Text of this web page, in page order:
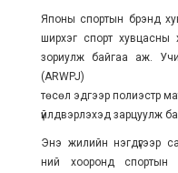
Японы спортын брэнд
ширхэг спорт хувцасны
зориулж байгаа аж.
төсөл эдгээр полиэстр
үйлдвэрлэхэд зарцуулж
Энэ жилийн нэгдүгээр
ний хооронд спортын